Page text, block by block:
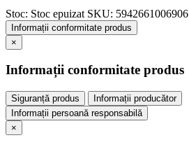
Stoc: Stoc epuizat SKU: 5942661006906
Informații conformitate produs
×
Informații conformitate produs
Siguranță produs
Informații producător
Informații persoană responsabilă
×